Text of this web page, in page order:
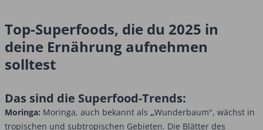
Top-Superfoods, die du 2025 in
deine Ernährung aufnehmen
solltest
Das sind die Superfood-Trends:
Moringa: Moringa, auch bekannt als „Wunderbaum", wächst in
tropischen und subtropischen Gebieten. Die Blätter des